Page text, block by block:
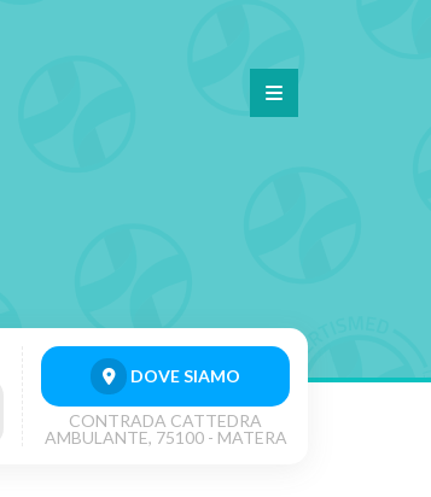
DOVE SIAMO
CONTRADA CATTEDRA
AMBULANTE, 75100 - MATERA